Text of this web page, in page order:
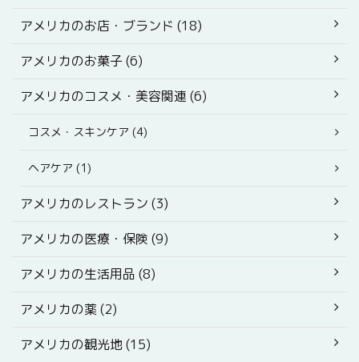
アメリカのお店・ブランド (18)
アメリカのお菓子 (6)
アメリカのコスメ・美容関連 (6)
コスメ・スキンケア (4)
ヘアケア (1)
アメリカのレストラン (3)
アメリカの医療・保険 (9)
アメリカの生活用品 (8)
アメリカの薬 (2)
アメリカの観光地 (15)